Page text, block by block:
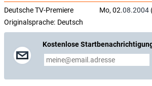
Deutsche TV-Premiere Mo, 02.08.2004
Originalsprache: Deutsch
Kostenlose